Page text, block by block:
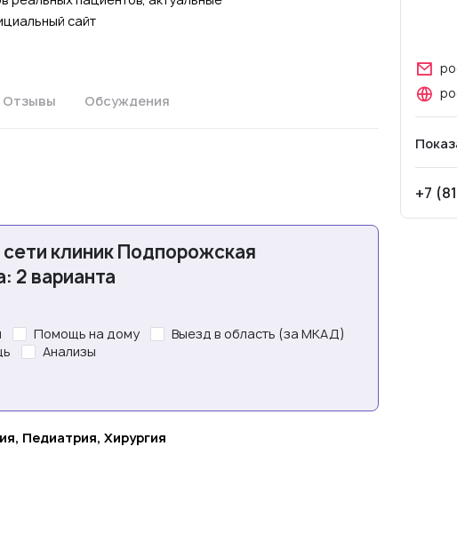
сайт
Отзывы Обсуждения
клиник Подпорожская
2 варианта
Помощь на дому
Выезд в область (за МКАД)
Анализы
Педиатрия, Хирургия
+7